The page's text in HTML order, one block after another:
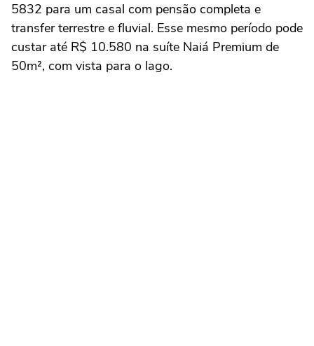
5832 para um casal com pensão completa e
transfer terrestre e fluvial. Esse mesmo período pode
custar até R$ 10.580 na suíte Naiá Premium de
50m², com vista para o lago.